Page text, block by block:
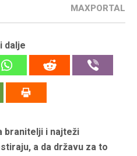
MAXPORTAL
dalje
branitelji i najteži
a da državu za to